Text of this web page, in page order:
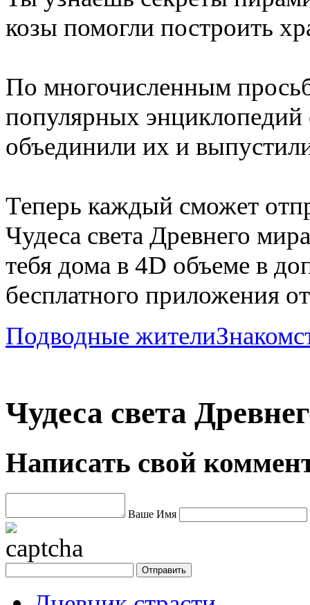
козы помогли построить
По многочисленным
популярных энциклопедий
объединили их и
Теперь каждый сможет
Чудеса света Древнего
тебя дома в 4D объеме в
бесплатного приложения
Подводные жители
Чудеса света
Написать свой
Ваше Имя